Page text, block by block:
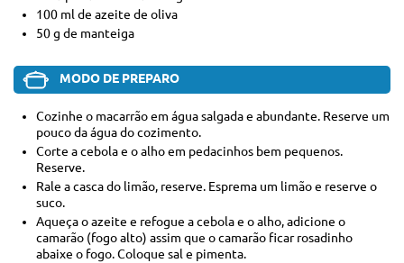
100 ml de azeite de oliva
50 g de manteiga
MODO DE PREPARO
Cozinhe o macarrão em água salgada e abundante. Reserve um
pouco da água do cozimento.
Corte a cebola e o alho em pedacinhos bem pequenos.
Reserve.
Rale a casca do limão, reserve. Esprema um limão e reserve o
suco.
Aqueça o azeite e refogue a cebola e o alho, adicione o
camarão (fogo alto) assim que o camarão ficar rosadinho
abaixe o fogo. Coloque sal e pimenta.